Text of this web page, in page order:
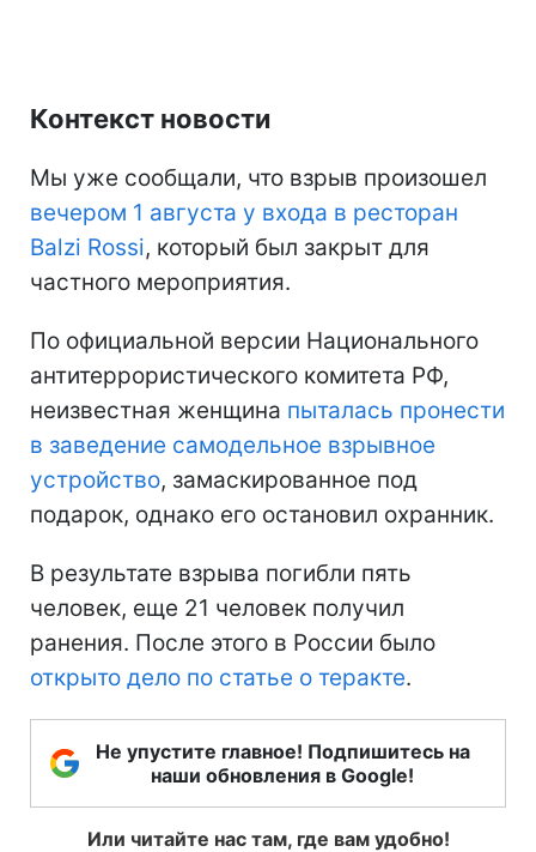
Контекст новости
Мы уже сообщали, что взрыв произошел
вечером 1 августа у входа в ресторан
Balzi Rossi, который был закрыт для
частного мероприятия.
По официальной версии Национального
антитеррористического комитета РФ,
неизвестная женщина пыталась пронести
в заведение самодельное взрывное
устройство, замаскированное под
подарок, однако его остановил охранник.
В результате взрыва погибли пять
человек, еще 21 человек получил
ранения. После этого в России было
открыто дело по статье о теракте.
Не упустите главное! Подпишитесь на
наши обновления в Google!
Или читайте нас там, где вам удобно!